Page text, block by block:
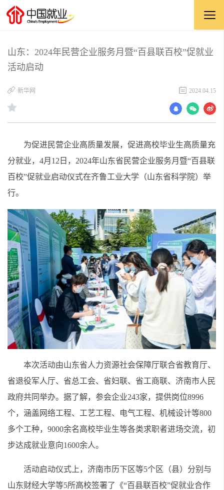
山东：2024年民营企业服务月暨“百县联百校”促就业
活动启动
新华网 2024.04.15
为促进民营企业高质量发展，促进高校毕业生高质量充
分就业，4月12日，2024年山东省民营企业服务月暨“百县联
百校”促就业启动仪式在齐鲁工业大学（山东省科学院）举
行。
本次活动由山东省人力资源社会保障厅联合省教育厅、
省退役军人厅、省总工会、省妇联、省工商联、济南市人民
政府共同举办。据了解，参会企业243家，提供岗位8996
个，涵盖网络工程、工艺工程、电气工程、机械设计等800
多个工种，9000余名高校毕业生等各类求职者进场交流，初
步达成就业意向1600余人。
活动启动仪式上，济南市历下区等5个区（县）分别与
山东财经大学等5所高校签署了《“百县联百校”促就业合作